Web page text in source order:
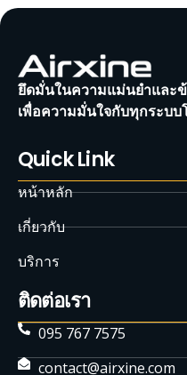
ยึดมั่นในความแม่นยำและ
เพื่อความมั่นใจกับทุกระบบ
Quick Link
หน้าหลัก
เกี่ยวกับ
บริการ
ติดต่อเรา
095 767 7575
contact@airxine.com